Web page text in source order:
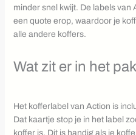
minder snel kwijt. De labels van
een quote erop, waardoor je
alle andere koffers.
Wat zit er in het
Het kofferlabel van Action is
Dat kaartje stop je in het label
koffer is. Dit is handig als je